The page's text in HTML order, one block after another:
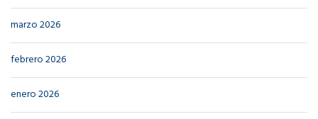
marzo 2026
febrero 2026
enero 2026